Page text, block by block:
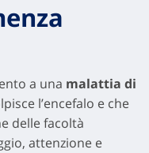
a una malattia di
l’encefalo e che
delle facoltà
attenzione e